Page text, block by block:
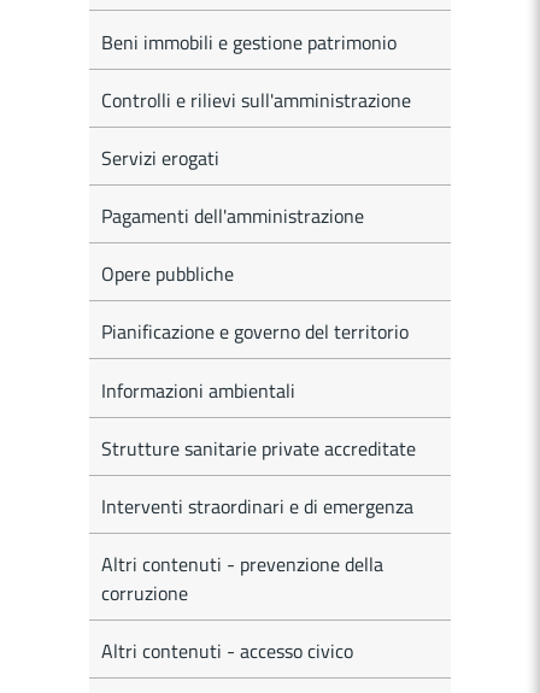
Beni immobili e gestione patrimonio
Controlli e rilievi sull'amministrazione
Servizi erogati
Pagamenti dell'amministrazione
Opere pubbliche
Pianificazione e governo del territorio
Informazioni ambientali
Strutture sanitarie private accreditate
Interventi straordinari e di emergenza
Altri contenuti - prevenzione della
corruzione
Altri contenuti - accesso civico